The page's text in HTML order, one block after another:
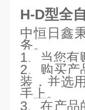
H-D型全
中恒日鑫
务。
1、当您有
2、购买产
装，并选
手上。
3、在产品